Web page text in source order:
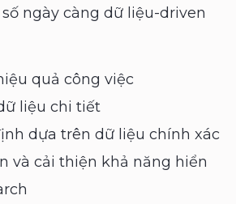
ngày càng dữ liệu-driven
quả công việc
liệu chi tiết
dựa trên dữ liệu chính xác
và cải thiện khả năng hiển